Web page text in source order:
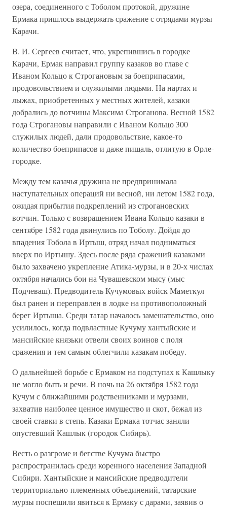
озера, соединенного с Тоболом протокой, дружине
Ермака пришлось выдержать сражение с отрядами мурзы
Карачи.
В. И. Сергеев считает, что, укрепившись в городке
Карачи, Ермак направил группу казаков во главе с
Иваном Кольцо к Строгановым за боеприпасами,
продовольствием и служилыми людьми. На нартах и
лыжах, приобретенных у местных жителей, казаки
добрались до вотчины Максима Строганова. Весной 1582
года Строгановы направили с Иваном Кольцо 300
служилых людей, дали продовольствие, какое-то
количество боеприпасов и даже пищаль, отлитую в Орле-
городке.
Между тем казачья дружина не предпринимала
наступательных операций ни весной, ни летом 1582 года,
ожидая прибытия подкреплений из строгановских
вотчин. Только с возвращением Ивана Кольцо казаки в
сентябре 1582 года двинулись по Тоболу. Дойдя до
впадения Тобола в Иртыш, отряд начал подниматься
вверх по Иртышу. Здесь после ряда сражений казаками
было захвачено укрепление Атика-мурзы, и в 20-х числах
октября начались бои на Чувашевском мысу (мыс
Подчеваш). Предводитель Кучумовых войск Маметкул
был ранен и переправлен в лодке на противоположный
берег Иртыша. Среди татар началось замешательство, оно
усилилось, когда подвластные Кучуму хантыйские и
мансийские князьки отвели своих воинов с поля
сражения и тем самым облегчили казакам победу.
О дальнейшей борьбе с Ермаком на подступах к Кашлыку
не могло быть и речи. В ночь на 26 октября 1582 года
Кучум с ближайшими родственниками и мурзами,
захватив наиболее ценное имущество и скот, бежал из
своей ставки в степь. Казаки Ермака тотчас заняли
опустевший Кашлык (городок Сибирь).
Весть о разгроме и бегстве Кучума быстро
распространилась среди коренного населения Западной
Сибири. Хантыйские и мансийские предводители
территориально-племенных объединений, татарские
мурзы поспешили явиться к Ермаку с дарами, заявив о